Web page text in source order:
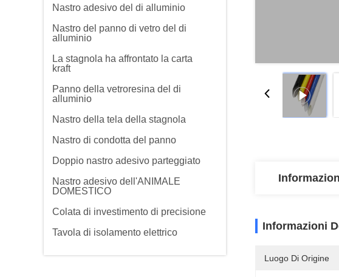
Nastro adesivo del di alluminio
Nastro del panno di vetro del di
alluminio
La stagnola ha affrontato la carta
kraft
Panno della vetroresina del di
alluminio
Nastro della tela della stagnola
Nastro di condotta del panno
Doppio nastro adesivo parteggiato
Nastro adesivo dell'ANIMALE
DOMESTICO
Colata di investimento di precisione
Tavola di isolamento elettrico
Informazioni
Luogo Di Origine